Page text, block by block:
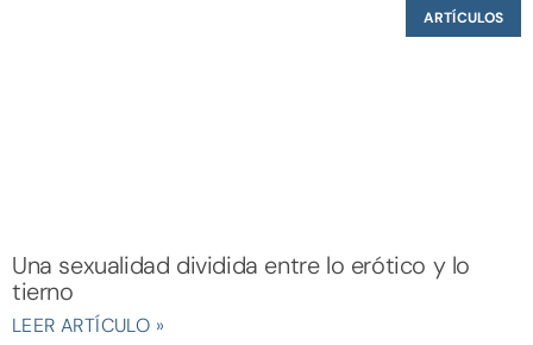
ARTÍCULOS
Una sexualidad dividida entre lo erótico y lo
tierno
LEER ARTÍCULO »